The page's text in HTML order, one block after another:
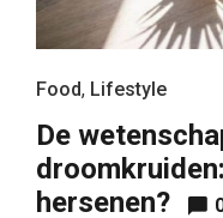
Food, Lifestyle
De
hersenen?